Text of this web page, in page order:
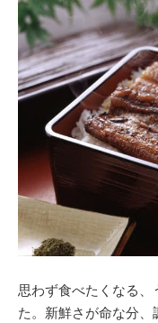
思わず食べたくなる
た。新鮮さが命な分、